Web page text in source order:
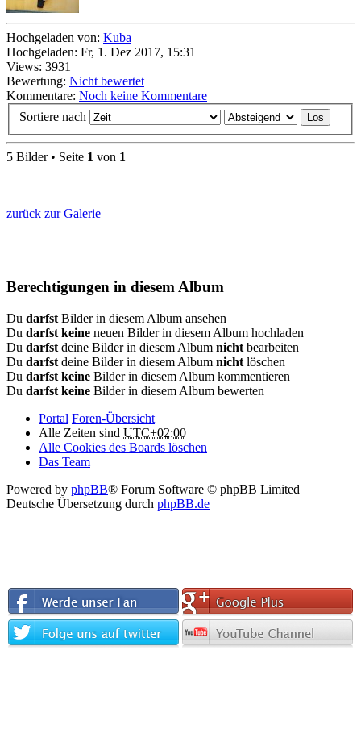
Hochgeladen von: Kuba
Hochgeladen: Fr, 1. Dez 2017, 15:31
Views: 3931
Bewertung: Nicht bewertet
Kommentare: Noch keine Kommentare
Sortiere nach
5 Bilder • Seite 1 von 1
zurück zur Galerie
Berechtigungen in diesem Album
Du darfst Bilder in diesem Album ansehen
Du darfst keine neuen Bilder in diesem Album hochladen
Du darfst deine Bilder in diesem Album nicht bearbeiten
Du darfst deine Bilder in diesem Album nicht löschen
Du darfst keine Bilder in diesem Album kommentieren
Du darfst keine Bilder in diesem Album bewerten
Portal Foren-Übersicht
Alle Zeiten sind UTC+02:00
Alle Cookies des Boards löschen
Das Team
Powered by phpBB® Forum Software © phpBB Limited
Deutsche Übersetzung durch phpBB.de